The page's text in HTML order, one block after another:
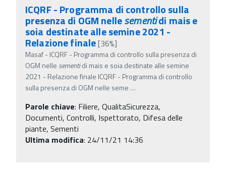
ICQRF - Programma di controllo sulla
presenza di OGM nellesementidi mais e
soia destinate alle semine 2021 -
Relazione finale[36%]
Masaf - ICQRF - Programma di controllo sulla presenza di
OGM nelle sementidi mais e soia destinate alle semine
2021 - Relazione finale ICQRF - Programma di controllo
sulla presenza di OGM nelle seme …
Parole chiave: Filiere, QualitaSicurezza,
Documenti, Controlli, Ispettorato, Difesa delle
piante, Sementi
Ultima modifica: 24/11/21 14:36